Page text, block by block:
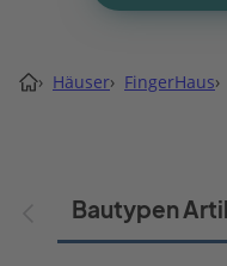
› Häuser› FingerHaus›
Bautypen